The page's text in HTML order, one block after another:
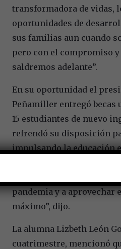
transformadora de vidas,
oportunidades de
sus familias aun cuando
pero con el compromiso y
saldremos adelante”.
En su oportunidad el
Peñamiller entregó becas
15 estudiantes de nuevo
refrendó su disposición
impulsando la educación
pandemia y a aprovechar
máximo”, dijo.
La alumna Lizbeth León
cuatrimestre, mencionó